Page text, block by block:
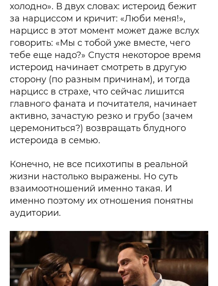
холодно». В двух словах: истероид бежит
за нарциссом и кричит: «Люби меня!»,
нарцисс в этот момент может даже вслух
говорить: «Мы с тобой уже вместе, чего
тебе еще надо?» Спустя некоторое время
истероид начинает смотреть в другую
сторону (по разным причинам), и тогда
нарцисс в страхе, что сейчас лишится
главного фаната и почитателя, начинает
активно, зачастую резко и грубо (зачем
церемониться?) возвращать блудного
истероида в семью.
Конечно, не все психотипы в реальной
жизни настолько выражены. Но суть
взаимоотношений именно такая. И
именно поэтому их отношения понятны
аудитории.